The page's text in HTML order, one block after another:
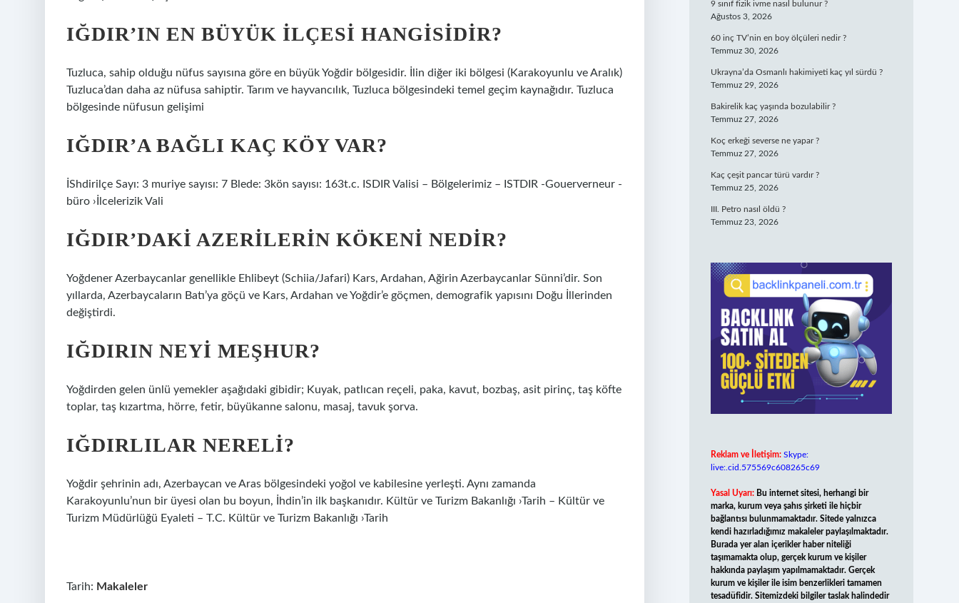
IĞDIR’IN EN BÜYÜK ILÇESI HANGISIDIR?
Tuzluca, sahip olduğu nüfus sayısına göre en büyük Yoğdir bölgesidir. İlin diğer iki bölgesi (Karakoyunlu ve Aralık)
Tuzluca’dan daha az nüfusa sahiptir. Tarım ve hayvancılık, Tuzluca bölgesindeki temel geçim kaynağıdır. Tuzluca
bölgesinde nüfusun gelişimi
IĞDIR’A BAĞLI KAÇ KÖY VAR?
İShdirilçe Sayı: 3 muriye sayısı: 7 Blede: 3kön sayısı: 163t.c. ISDIR Valisi – Bölgelerimiz – ISTDIR -Gouerverneur -
büro ›İlcelerizik Vali
IĞDIR’DAKI AZERILERIN KÖKENI NEDIR?
Yoğdener Azerbaycanlar genellikle Ehlibeyt (Schiia/Jafari) Kars, Ardahan, Ağirin Azerbaycanlar Sünni’dir. Son
yıllarda, Azerbaycaların Batı’ya göçü ve Kars, Ardahan ve Yoğdir’e göçmen, demografik yapısını Doğu İllerinden
değiştirdi.
IĞDIRIN NEYI MEŞHUR?
Yoğdirden gelen ünlü yemekler aşağıdaki gibidir; Kuyak, patlıcan reçeli, paka, kavut, bozbaş, asit pirinç, taş köfte
toplar, taş kızartma, hörre, fetir, büyükanne salonu, masaj, tavuk şorva.
IĞDIRLILAR NERELI?
Yoğdir şehrinin adı, Azerbaycan ve Aras bölgesindeki yoğol ve kabilesine yerleşti. Aynı zamanda
Karakoyunlu’nun bir üyesi olan bu boyun, İhdin’in ilk başkanıdır. Kültür ve Turizm Bakanlığı ›Tarih – Kültür ve
Turizm Müdürlüğü Eyaleti – T.C. Kültür ve Turizm Bakanlığı ›Tarih
Tarih: Makaleler
9 sınıf fizik ivme nasıl bulunur ?
Ağustos 3, 2026
60 inç TV’nin en boy ölçüleri nedir ?
Temmuz 30, 2026
Ukrayna’da Osmanlı hakimiyeti kaç yıl sürdü ?
Temmuz 29, 2026
Bakirelik kaç yaşında bozulabilir ?
Temmuz 27, 2026
Koç erkeği severse ne yapar ?
Temmuz 27, 2026
Kaç çeşit pancar türü vardır ?
Temmuz 25, 2026
III. Petro nasıl öldü ?
Temmuz 23, 2026
Reklam ve İletişim: Skype:
live:.cid.575569c608265c69
Yasal Uyarı: Bu internet sitesi, herhangi bir
marka, kurum veya şahıs şirketi ile hiçbir
bağlantısı bulunmamaktadır. Sitede yalnızca
kendi hazırladığımız makaleler paylaşılmaktadır.
Burada yer alan içerikler haber niteliği
taşımamakta olup, gerçek kurum ve kişiler
hakkında paylaşım yapılmamaktadır. Gerçek
kurum ve kişiler ile isim benzerlikleri tamamen
tesadüfidir. Sitemizdeki bilgiler taslak halindedir